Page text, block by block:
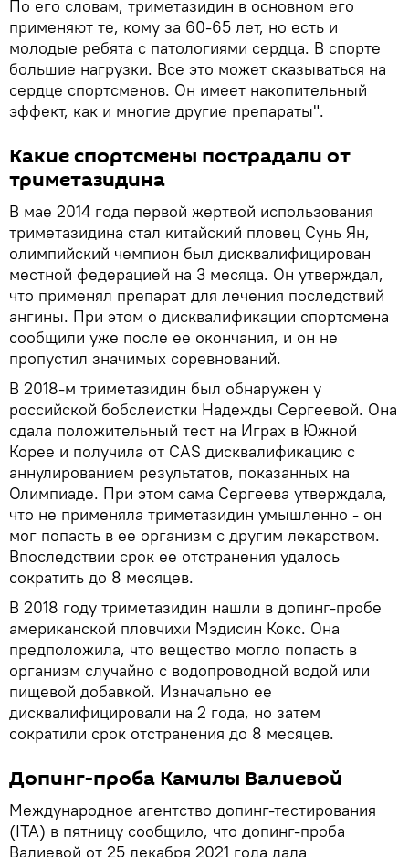
По его словам, триметазидин в основном его
применяют те, кому за 60-65 лет, но есть и
молодые ребята с патологиями сердца. В спорте
большие нагрузки. Все это может сказываться на
сердце спортсменов. Он имеет накопительный
эффект, как и многие другие препараты".
Какие спортсмены пострадали от
триметазидина
В мае 2014 года первой жертвой использования
триметазидина стал китайский пловец Сунь Ян,
олимпийский чемпион был дисквалифицирован
местной федерацией на 3 месяца. Он утверждал,
что применял препарат для лечения последствий
ангины. При этом о дисквалификации спортсмена
сообщили уже после ее окончания, и он не
пропустил значимых соревнований.
В 2018-м триметазидин был обнаружен у
российской бобслеистки Надежды Сергеевой. Она
сдала положительный тест на Играх в Южной
Корее и получила от CAS дисквалификацию с
аннулированием результатов, показанных на
Олимпиаде. При этом сама Сергеева утверждала,
что не применяла триметазидин умышленно - он
мог попасть в ее организм с другим лекарством.
Впоследствии срок ее отстранения удалось
сократить до 8 месяцев.
В 2018 году триметазидин нашли в допинг-пробе
американской пловчихи Мэдисин Кокс. Она
предположила, что вещество могло попасть в
организм случайно с водопроводной водой или
пищевой добавкой. Изначально ее
дисквалифицировали на 2 года, но затем
сократили срок отстранения до 8 месяцев.
Допинг-проба Камилы Валиевой
Международное агентство допинг-тестирования
(ITA) в пятницу сообщило, что допинг-проба
Валиевой от 25 декабря 2021 года дала